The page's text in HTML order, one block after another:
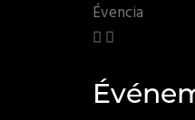
Évencia